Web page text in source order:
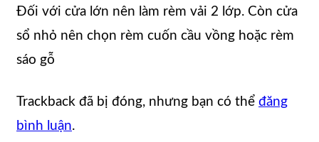
Đối với cửa lớn nên làm rèm vải 2 lớp. Còn cửa
sổ nhỏ nên chọn rèm cuốn cầu vồng hoặc rèm
sáo gỗ
Trackback đã bị đóng, nhưng bạn có thể đăng
bình luận.